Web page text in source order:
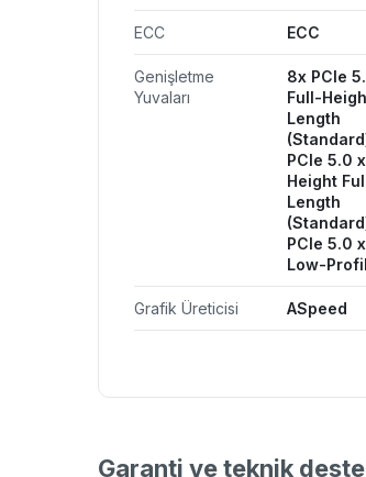
ECC ECC
Genişletme
Yuvaları
8x PCIe
Full-
Length
PCIe 5.0
Height
Length
PCIe 5.0
Low-
Grafik Üreticisi ASpeed
Garanti ve teknik